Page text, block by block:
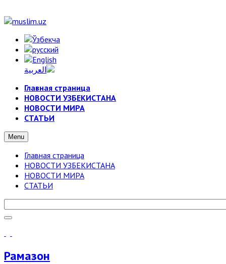
Главная страница
НОВОСТИ УЗБЕКИСТАНА
НОВОСТИ МИРА
СТАТЬИ
Menu
Главная страница
НОВОСТИ УЗБЕКИСТАНА
НОВОСТИ МИРА
СТАТЬИ
Рамазон